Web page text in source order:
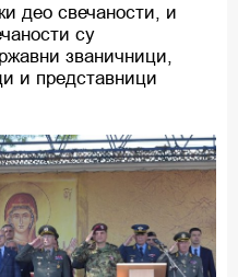
део свечаности, и
су
званичници,
и представници